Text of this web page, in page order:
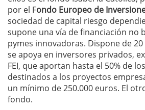
por el Fondo Europeo de
sociedad de capital riesgo
supone una vía de financiación no
pymes innovadoras. Dispone de
se apoya en inversores privados,
FEI, que aportan hasta el 50% de
destinados a los proyectos
un mínimo de 250.000 euros. El
fondo.